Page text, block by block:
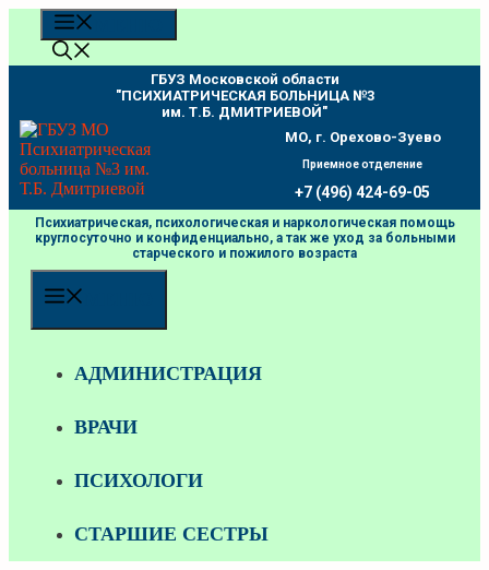
Перейти
содержимому
ГБУЗ Московской области
"ПCИХИАТРИЧЕСКАЯ БОЛЬНИЦА №3
им. Т.Б. ДМИТРИЕВОЙ"
МО, г. Орехово-Зуево
Приемное отделение
+7 (496) 424-69-05
Психиатрическая, психологическая и наркологическая помощь
круглосуточно и конфиденциально, а так же уход за больными
старческого и пожилого возраста
АДМИНИСТРАЦИЯ
ВРАЧИ
ПСИХОЛОГИ
СТАРШИЕ СЕСТРЫ